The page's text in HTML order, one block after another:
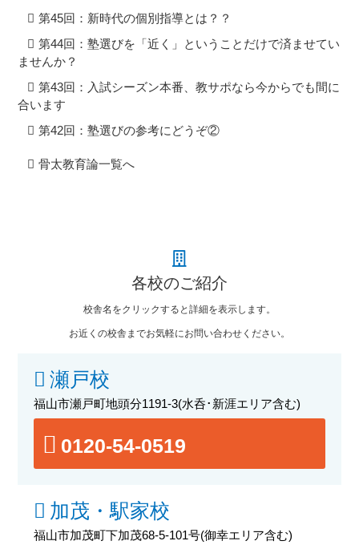
第45回：新時代の個別指導とは？？
第44回：塾選びを「近く」ということだけで済ませてい
ませんか？
第43回：入試シーズン本番、教サポなら今からでも間に
合います
第42回：塾選びの参考にどうぞ②
骨太教育論一覧へ
各校のご紹介
校舎名をクリックすると詳細を表示します。
お近くの校舎までお気軽にお問い合わせください。
瀬戸校
福山市瀬戸町地頭分1191-3(水呑･新涯エリア含む)
0120-54-0519
加茂・駅家校
福山市加茂町下加茂68-5-101号(御幸エリア含む)